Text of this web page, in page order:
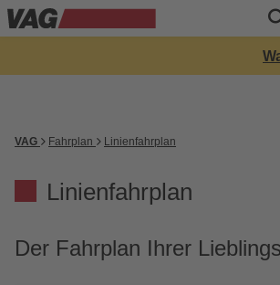
VAG Fahrplan Linienfahrplan
Linienfahrplan
Der Fahrplan Ihrer